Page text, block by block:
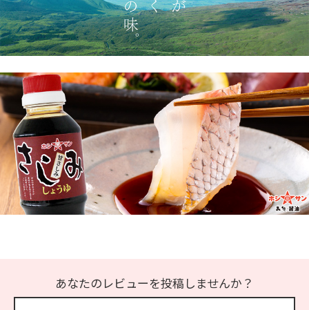
あなたのレビューを投稿しませんか？